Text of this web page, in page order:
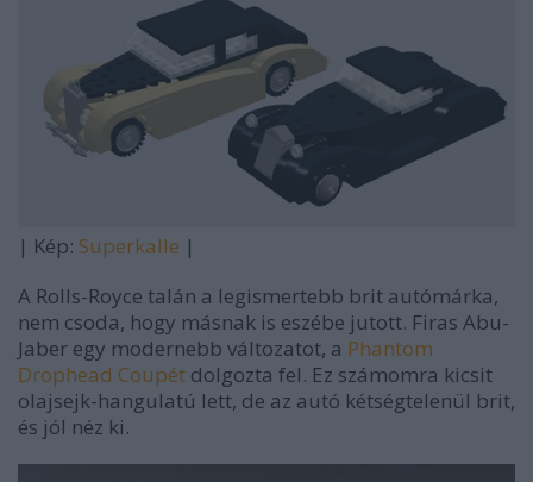
| Kép: Superkalle |
A Rolls-Royce talán a legismertebb brit autómárka,
nem csoda, hogy másnak is eszébe jutott. Firas Abu-
Jaber egy modernebb változatot, a Phantom
Drophead Coupét dolgozta fel. Ez számomra kicsit
olajsejk-hangulatú lett, de az autó kétségtelenül brit,
és jól néz ki.